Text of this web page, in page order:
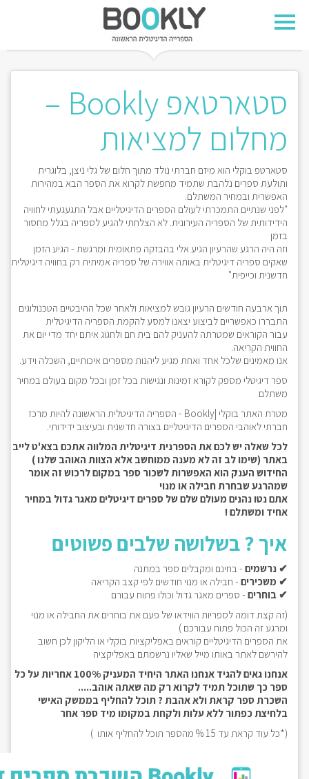
סטארטאפ Bookly –
מחלום למציאות
סטארטפ בוקלי הוא מיזם חברתי נולד מתוך חלום של גלי ניצן, בלוגרית
ותולעת ספרים נלהבת שתמיד מחפשת לקרוא את הספר הבא במהירות
האפשרית ובמחיר המשתלם.
"לפני שנתיים התמכרתי לעולם הספרים הדיגיטליים אבל התגעגעתי לחוויה
הידידותית של הספריה העירונית. לא הצלחתי להגיע לספריה בגלל מחסור
בזמן
וזה היה הרגע שהרעיון הגיע אלי בהבזקה פתאומית ומרגשת - הגיע הזמן
שאקים ספריה דיגיטלית באותה אווירה של ספריה אמיתית רק בחוויה דיגיטלית
חדשנית וכייפית"
תוך ארבעה חודשים הרעיון גובש למציאות ולאחר שכל ההיבטיים הטכנולוגים
התבררו כאפשריים לביצוע יצאנו למסע להקמת הספריה הדיגיטלית
עבור הקוראים שמטרתה להעניק להם בית חם ולחגוג איתם יחד מדי יום את
החווית הקריאה.
אנו מאמינים שלכל אחד ואחת מגיע ליהנות מספרים איכותיים, השכלה וידע.
ספר דיגיטלי מספק לקורא זמינות ונגישות בכל זמן ובכל מקום בעולם במחיר
משתלם
מטרת האתר בוקלי |Bookly - הספריה הדיגיטלית הראשונה להיות מרכז
חברתי לאוהבי הספרים הדיגיטליים בצורה חדשנית ובעיצוב ידידותי.
לכל שאלה יש לכם את הספרנית דיגיטלית המלווה אתכם בצא'ט לייב
באתר (שימו לב זה לא מענה ממוחשב אלא הצוות האוהב שלנו )
החידוש הענק הוא האפשרות לשכור ספר במקום לרכוש זה אומר
שמהרגע שבחרת חבילה או מנוי
אתם נטו נהנים מעולם שלם של ספרים דיגיטלים מאגר גדול במחיר
אחיד ומשתלם !
איך ? בשלושה שלבים פשוטים
✔ נרשמים - בחינם ומקבלים ספר במתנה
✔ משכירים - חבילה או מנוי חודשים לפי קצב הקריאה
✔ בוחרים - ספרים מאגר גדול וכולו פתוח עבורם
(זה קצת דומה לספריות הווידאו של פעם את בוחרים את החבילה או מנוי
ומרגע זה הכול פתוח עבורכם )
את הספרים הדיגיטליים קוראים באפליקציות בוקלי או הליקון לכן חשוב
להירשם לאתר באותו מייל שאליו נרשמתם באפליקציה
אנחנו גאים להגיד אנחנו האתר היחיד המעניק 100% אחריות על כל
ספר כך שתוכל תמיד לקרוא רק מה שאתה אוהב.....
השכרת ספר קראת ולא אהבת ? תוכל להחליף בממשק האישי
בלחיצת כפתור ללא עלות ולקחת במקומו מיד ספר אחר
(*כל עוד קראת עד 15 % מהספר תוכל להחליף אותו )